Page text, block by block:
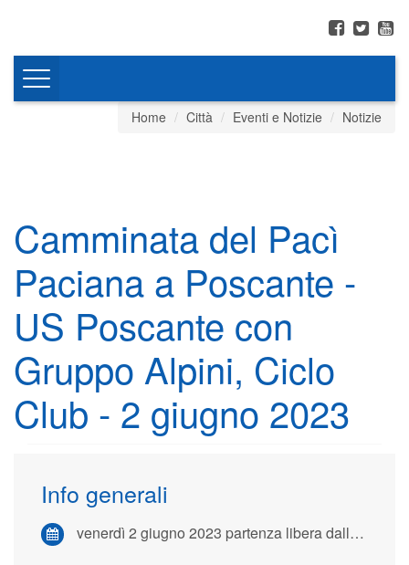
Toggle
Home
Città Eventi e Notizie Notizie
Camminata del Pacì
Paciana a Poscante -
US Poscante con
Gruppo Alpini, Ciclo
Club - 2 giugno 2023
Info generali
venerdì 2 giugno 2023 partenza libera dalle ore 7,30 alle ore 9,00 dal campo sportivo di Poscante